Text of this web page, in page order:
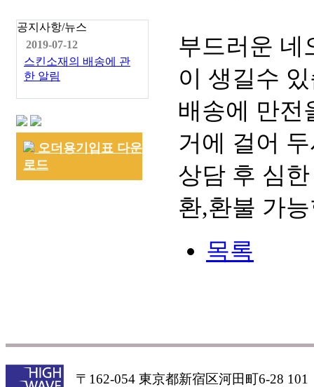
공지사항/뉴스
2019-07-12
스킨소재의 배송에 관
한 알림
오더용기입표 다운
로드
부드러운 네
이 생길수
배송에 만전
거에 걸어
상담 후 심
환,환불 가
목록
〒162-054 東京都新宿区河田町6-28 101